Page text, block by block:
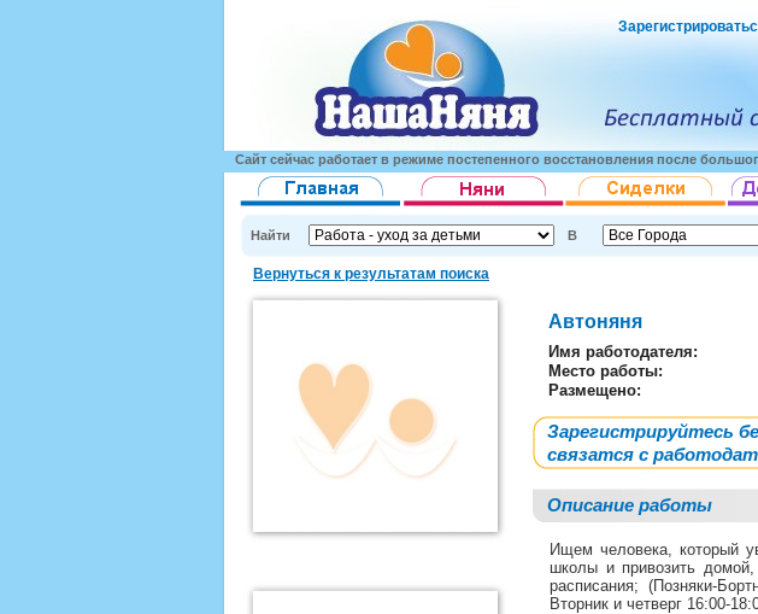
Сайт сейчас работает в режиме постепенного восстановления после
Найти В
Вернуться к результатам поиска
Автоняня
Имя работодателя:
Место работы:
Размещено:
Зарегистрируйтесь
связатся с
Описание работы
Ищем человека, который
школы и привозить домой,
расписания; (Позняки-
Вторник и четверг 16:00-